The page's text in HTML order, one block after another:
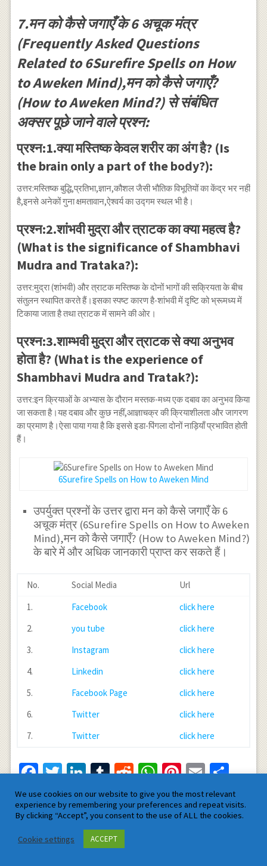
7.मन को कैसे जगाएँ के 6 अचूक मंत्र
(Frequently Asked Questions
Related to 6Surefire Spells on How
to Aweken Mind),मन को कैसे जगाएँ?
(How to Aweken Mind?) से संबंधित
अक्सर पूछे जाने वाले प्रश्न:
प्रश्न:1.क्या मस्तिष्क केवल शरीर का अंग है? (Is
the brain only a part of the body?):
उत्तर:मस्तिष्क बुद्धि,प्रतिभा,ज्ञान,कौशल जैसी भौतिक विभूतियों का केंद्र भर नहीं
है,इनसे अनेकों गुना क्षमतावान,ऐश्वर्य का उद्गम स्थल भी है।
प्रश्न:2.शांभवी मुद्रा और त्राटक का क्या महत्व है?
(What is the significance of Shambhavi
Mudra and Trataka?):
उत्तर:मुद्रा (शांभवी) और त्राटक मस्तिष्क के दोनों भागों की सक्रियता के बीच
संतुलन स्थापित करते हैं।इसका स्पष्ट कारण है-शांभवी में दृष्टि को भ्रूमध्य में
टिकाया जाता है तथा त्राटक में सामने की ओर।
प्रश्न:3.शाम्भवी मुद्रा और त्राटक से क्या अनुभव
होता है? (What is the experience of
Shambhavi Mudra and Tratak?):
उत्तर:इन क्रियाओं के अभ्यास के दौरान मस्तक-मध्य एक दबाव का अनुभव किया
जा सकता है।यह दबाव और कुछ नहीं,आज्ञाचक्र की क्रियाशीलता और जागरण
का प्रमाण है।ऐसा पाया गया है कि इससे इडा-पिंगला दोनों नाड़ियाँ प्रभावित होती
हैं।
6Surefire Spells on How to Aweken Mind
उपर्युक्त प्रश्नों के उत्तर द्वारा मन को कैसे जगाएँ के 6
अचूक मंत्र (6Surefire Spells on How to Aweken
Mind),मन को कैसे जगाएँ? (How to Aweken Mind?)
के बारे में और अधिक जानकारी प्राप्त कर सकते हैं।
No. Social Media
Url
1.
Facebook
click here
2.
you tube
click here
3.
Instagram
click here
4.
Linkedin
click here
5.
Facebook Page
click here
6.
Twitter
click here
7.
Twitter click here
Facebook
Twitter
LinkedIn
Tumblr
Reddit
WhatsApp
Pinterest
Email
We use cookies on our website to give you the most relevant
experience by remembering your preferences and repeat visits.
By clicking “Accept”, you consent to the use of ALL the cookies.
Cookie settings ACCEPT